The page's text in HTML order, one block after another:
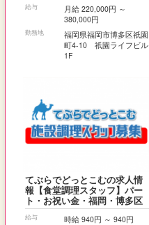
給与
月給 220,000円 ～
380,000円
勤務地
福岡県福岡市博多区祇園
町4-10 祇園ライフビル
1F
てぶらでどっとこむの求人情
報【食堂調理スタッフ】パー
ト・お祝い金・福岡・博多区
給与 時給 940円 ～ 940円